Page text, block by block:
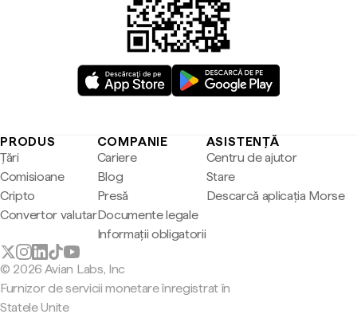
PRODUS
Țări
Comisioane
Cripto
Convertor valutar
COMPANIE
Cariere
Blog
Presă
Documente legale
Informații obligatorii
ASISTENȚĂ
Centru de ajutor
Stare
Descarcă aplicația Morse
© 2026 Avian Labs, Inc
Furnizor de servicii monetare înregistrat în
Statele Unite